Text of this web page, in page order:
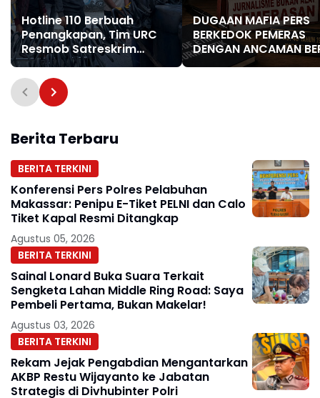
Hotline 110 Berbuah
Penangkapan, Tim URC
Resmob Satreskrim
Polres Pelabuhan
Makassar Bekuk Pelaku
Pencurian
DUGAAN MAFIA PERS
BERKEDOK PEMERAS
DENGAN ANCAMAN
HOAKS
Berita Terbaru
BERITA TERKINI
Konferensi Pers Polres Pelabuhan
Makassar: Penipu E-Tiket PELNI dan Calo
Tiket Kapal Resmi Ditangkap
Agustus 05, 2026
BERITA TERKINI
Sainal Lonard Buka Suara Terkait
Sengketa Lahan Middle Ring Road: Saya
Pembeli Pertama, Bukan Makelar!
Agustus 03, 2026
BERITA TERKINI
Rekam Jejak Pengabdian Mengantarkan
AKBP Restu Wijayanto ke Jabatan
Strategis di Divhubinter Polri